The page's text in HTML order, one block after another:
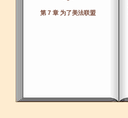
第 7 章 为了美法联盟